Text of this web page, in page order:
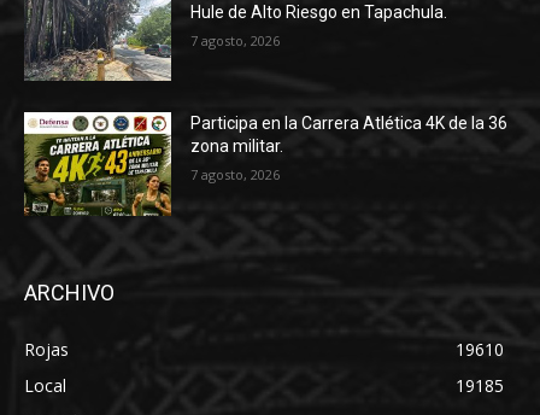
Hule de Alto Riesgo en Tapachula.
7 agosto, 2026
Participa en la Carrera Atlética 4K de la 36
zona militar.
7 agosto, 2026
ARCHIVO
Rojas
19610
Local
19185